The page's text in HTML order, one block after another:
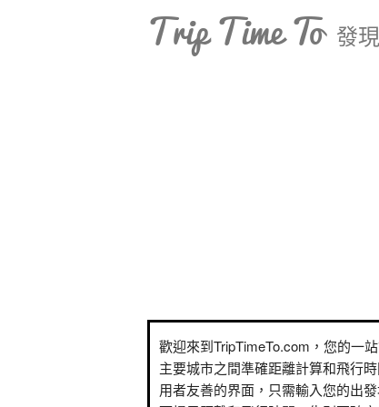
Trip Time To 發
歡迎來到TripTimeTo.com，您的一
主要城市之間準確距離計算和飛行
用者友善的界面，只需輸入您的出